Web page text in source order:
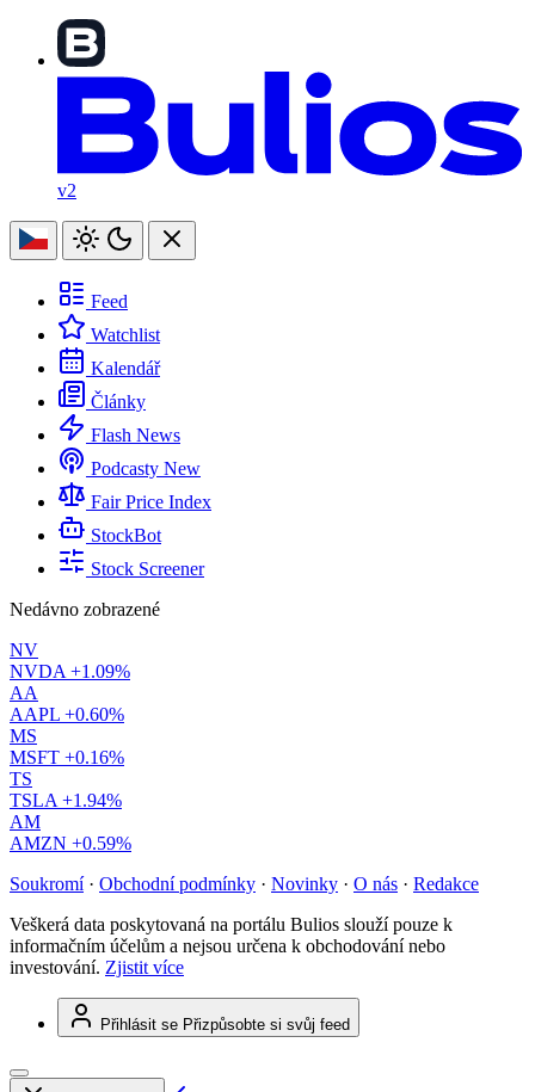
v2
Feed
Watchlist
Kalendář
Články
Flash News
Podcasty New
Fair Price Index
StockBot
Stock Screener
Nedávno zobrazené
NV
NVDA +1.09%
AA
AAPL +0.60%
MS
MSFT +0.16%
TS
TSLA +1.94%
AM
AMZN +0.59%
Soukromí · Obchodní podmínky · Novinky · O nás · Redakce
Veškerá data poskytovaná na portálu Bulios slouží pouze k
informačním účelům a nejsou určena k obchodování nebo
investování. Zjistit více
Přihlásit se Přizpůsobte si svůj feed